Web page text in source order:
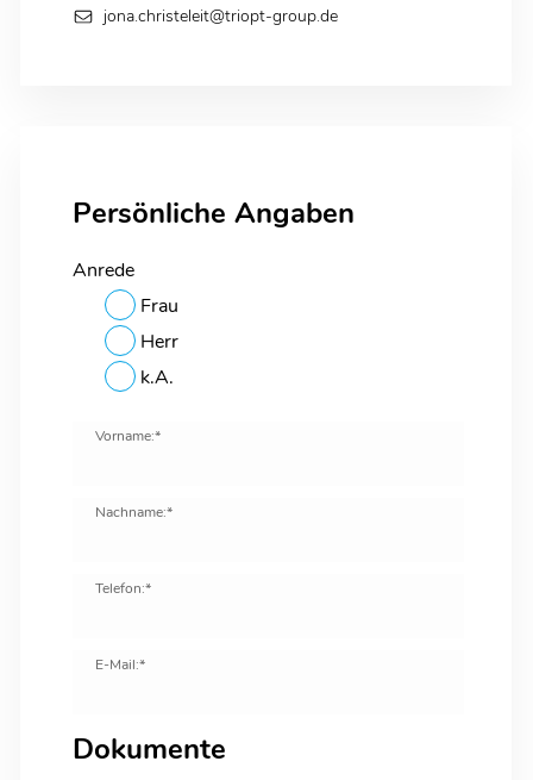
jona.christeleit@triopt-group.de
Persönliche Angaben
Anrede
Frau
Herr
k.A.
Vorname:*
Nachname:*
Telefon:*
E-Mail:*
Dokumente